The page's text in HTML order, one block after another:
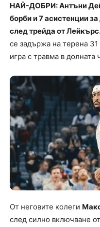
НАЙ-ДОБРИ: Антъни
борби и 7 асистенции
след трейда от
се задържа на терена
игра с травма в долната
От неговите колеги
след силно включване